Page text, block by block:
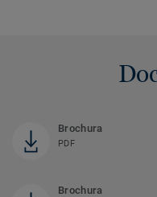
Brochura
PDF
Brochura